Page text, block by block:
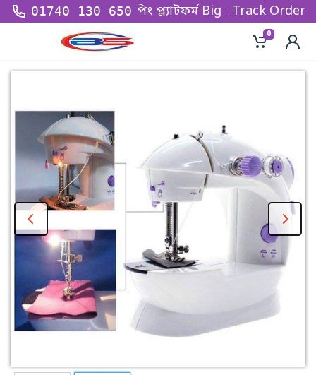
01740 130 650
অন্যতম বৃহত্তম শপিং প্ল্যাটফর্ম Big Sell BD - তে আপনাকে
Track Order
0